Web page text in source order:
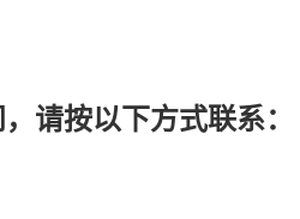
请按以下方式联系：